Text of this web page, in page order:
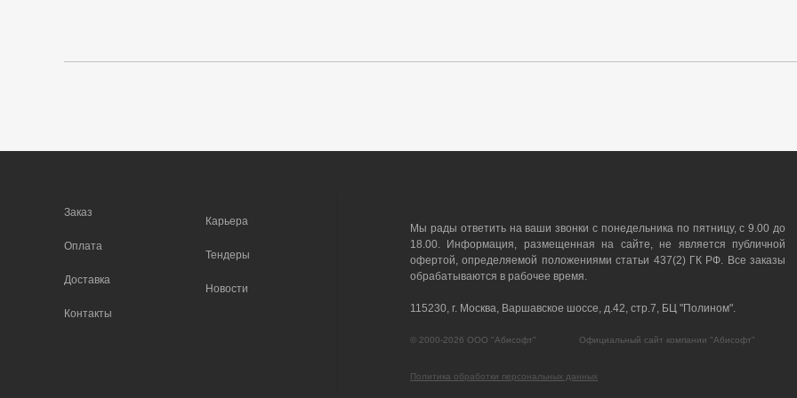
Заказ
Оплата
Доставка
Контакты
Карьера
Тендеры
Новости
Мы рады ответить на ваши звонки с понедельника по пятницу, с 9.00 до
18.00. Информация, размещенная на сайте, не является публичной
офертой, определяемой положениями статьи 437(2) ГК РФ. Все заказы
обрабатываются в рабочее время.
115230, г. Москва, Варшавское шоссе, д.42, стр.7, БЦ "Полином".
© 2000-2026 ООО "Абисофт" Официальный сайт компании "Абисофт"
Политика обработки персональных данных